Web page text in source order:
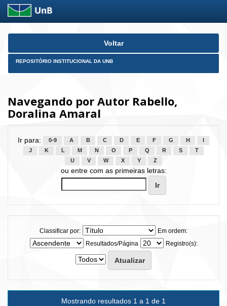
Skip
Voltar
REPOSITÓRIO INSTITUCIONAL DA UNB
Navegando por Autor Rabello,
Doralina Amaral
Ir para: 0-9 A B C D E F G H
J
K L M N O P Q R S
T
U
V W X Y Z
ou entre com as primeiras letras:
Classificar por:
Em ordem:
Resultados/Página
Registro(s):
Mostrando resultados 1 a 1 de 1